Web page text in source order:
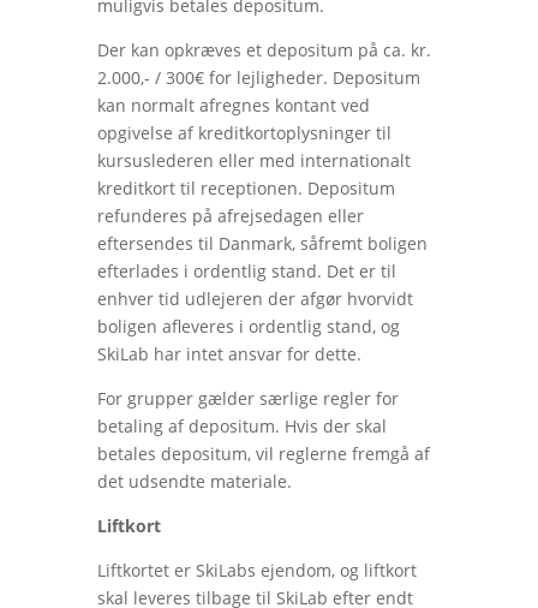
muligvis betales depositum.
Der kan opkræves et depositum på ca. kr.
2.000,- / 300€ for lejligheder. Depositum
kan normalt afregnes kontant ved
opgivelse af kreditkortoplysninger til
kursuslederen eller med internationalt
kreditkort til receptionen. Depositum
refunderes på afrejsedagen eller
eftersendes til Danmark, såfremt boligen
efterlades i ordentlig stand. Det er til
enhver tid udlejeren der afgør hvorvidt
boligen afleveres i ordentlig stand, og
SkiLab har intet ansvar for dette.
For grupper gælder særlige regler for
betaling af depositum. Hvis der skal
betales depositum, vil reglerne fremgå af
det udsendte materiale.
Liftkort
Liftkortet er SkiLabs ejendom, og liftkort
skal leveres tilbage til SkiLab efter endt